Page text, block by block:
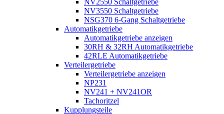
NV3550 Schaltgetriebe
NSG370 6-Gang Schaltgetriebe
Automatikgetriebe
Automatikgetriebe anzeigen
30RH & 32RH Automatikgetriebe
42RLE Automatikgetriebe
Verteilergetriebe
Verteilergetriebe anzeigen
NP231
NV241 + NV241OR
Tachoritzel
Kupplungsteile